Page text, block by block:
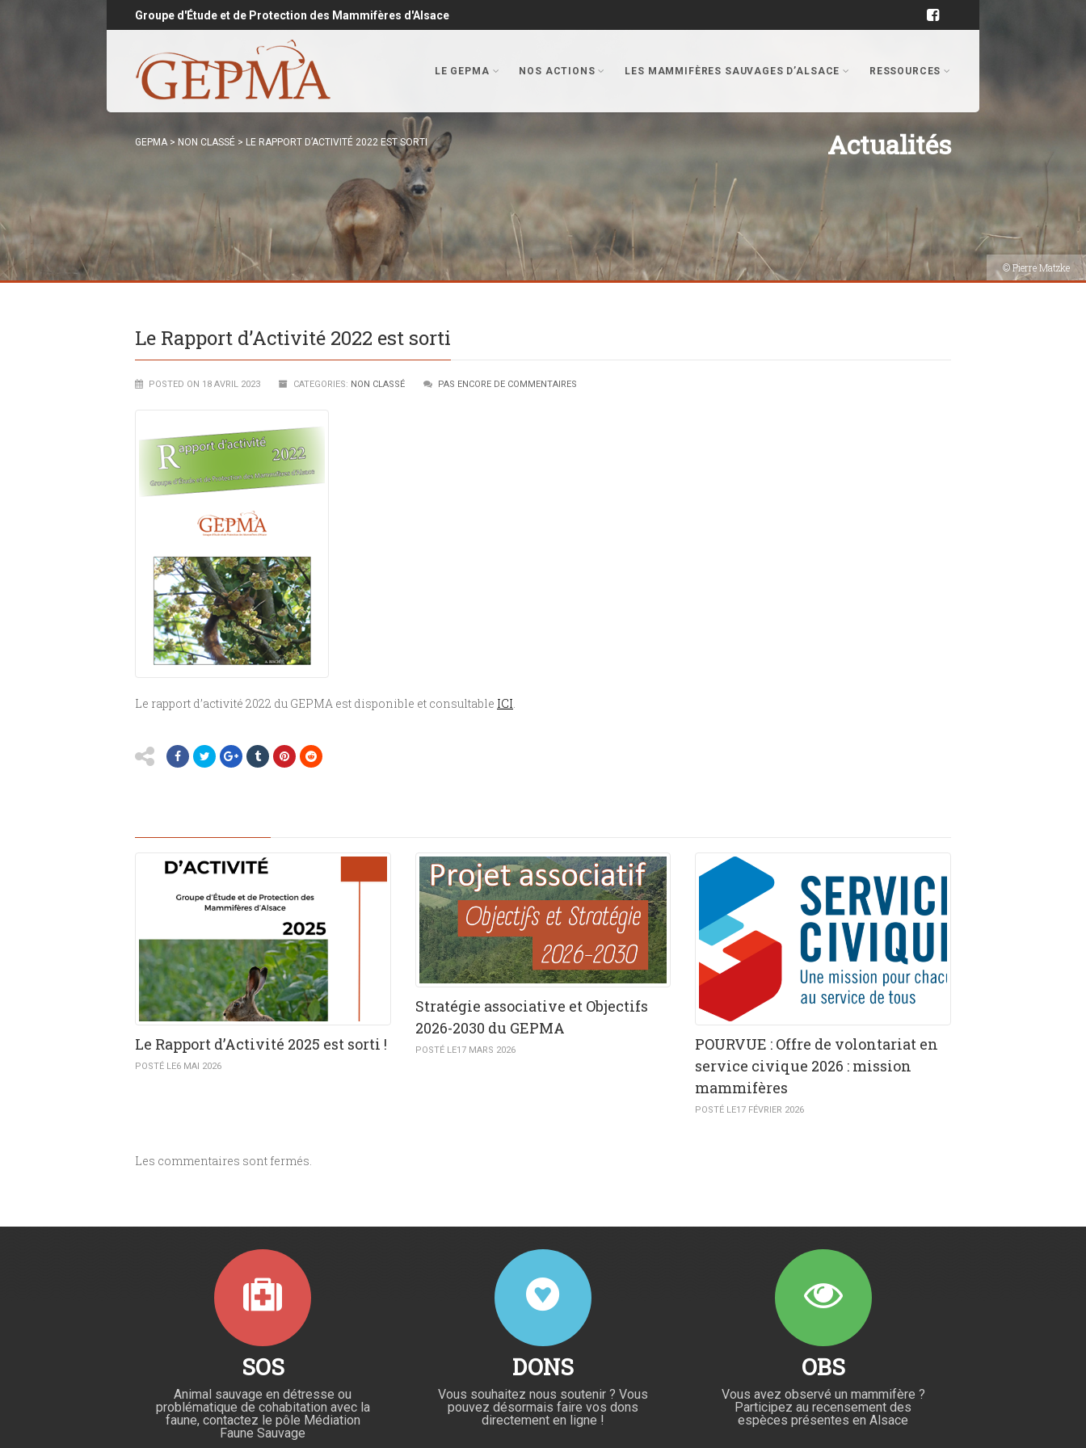
Groupe d'Étude et de Protection des Mammifères d'Alsace
LE GEPMA NOS ACTIONS LES MAMMIFÈRES SAUVAGES D’ALSACE RESSOURCES
© Pierre Matzke
GEPMA> NON CLASSÉ > LE RAPPORT D’ACTIVITÉ 2022 EST SORTI Actualités
Le Rapport d’Activité 2022 est sorti
POSTED ON 18 AVRIL 2023 CATEGORIES: NON CLASSÉ PAS ENCORE DE COMMENTAIRES
Le rapport d’activité 2022 du GEPMA est disponible et consultable ICI.
Le Rapport d’Activité 2025 est sorti !
POSTÉ LE6 MAI 2026
Stratégie associative et Objectifs
2026-2030 du GEPMA
POSTÉ LE17 MARS 2026
POURVUE : Offre de volontariat en
service civique 2026 : mission
mammifères
POSTÉ LE17 FÉVRIER 2026
Les commentaires sont fermés.
SOS
Animal sauvage en détresse ou
problématique de cohabitation avec la
faune, contactez le pôle Médiation
Faune Sauvage
DONS
Vous souhaitez nous soutenir ? Vous
pouvez désormais faire vos dons
directement en ligne !
OBS
Vous avez observé un mammifère ?
Participez au recensement des
espèces présentes en Alsace